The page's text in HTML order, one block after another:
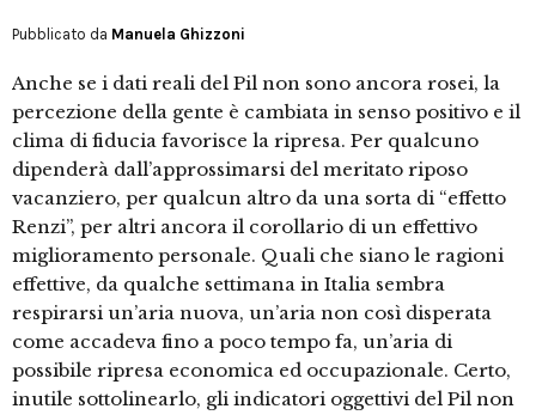
Pubblicato da Manuela Ghizzoni
Anche se i dati reali del Pil non sono ancora rosei, la
percezione della gente è cambiata in senso positivo e il
clima di fiducia favorisce la ripresa. Per qualcuno
dipenderà dall’approssimarsi del meritato riposo
vacanziero, per qualcun altro da una sorta di “effetto
Renzi”, per altri ancora il corollario di un effettivo
miglioramento personale. Quali che siano le ragioni
effettive, da qualche settimana in Italia sembra
respirarsi un’aria nuova, un’aria non così disperata
come accadeva fino a poco tempo fa, un’aria di
possibile ripresa economica ed occupazionale. Certo,
inutile sottolinearlo, gli indicatori oggettivi del Pil non